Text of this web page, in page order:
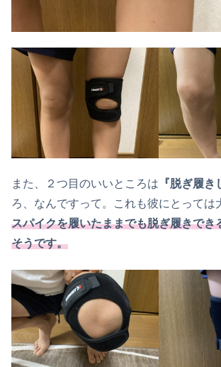
また、２つ目のいいところは 『脱ぎ履き
ろ、なんですって。これも彼にとっては
スパイクを履いたままでも脱ぎ履きでき
そうです。